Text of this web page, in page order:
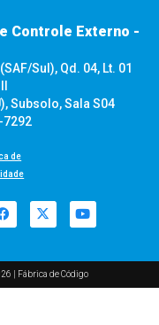
Controle Externo -
Sul), Qd. 04, Lt. 01
Subsolo, Sala S04
7292
de
| Fábrica de Código